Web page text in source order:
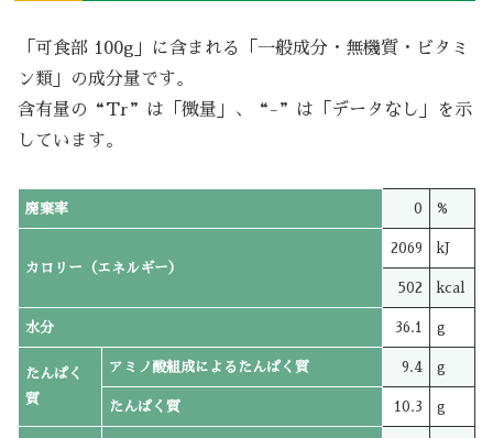
「可食部 100g」に含まれる「一般成分・無機質・ビタミ
ン類」の成分量です。
含有量の“Tr”は「微量」、“-”は「データなし」を示
しています。
廃棄率 0 %
カロリー（エネルギー）
2069 kJ
502 kcal
水分 36.1 g
たんぱく
質
アミノ酸組成によるたんぱく質 9.4 g
たんぱく質 10.3 g